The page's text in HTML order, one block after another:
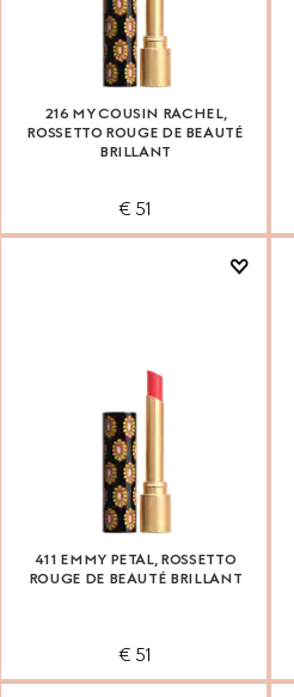
216 MY COUSIN RACHEL,
ROSSETTO ROUGE DE BEAUTÉ
BRILLANT
€ 51
411 EMMY PETAL, ROSSETTO
ROUGE DE BEAUTÉ BRILLANT
€ 51